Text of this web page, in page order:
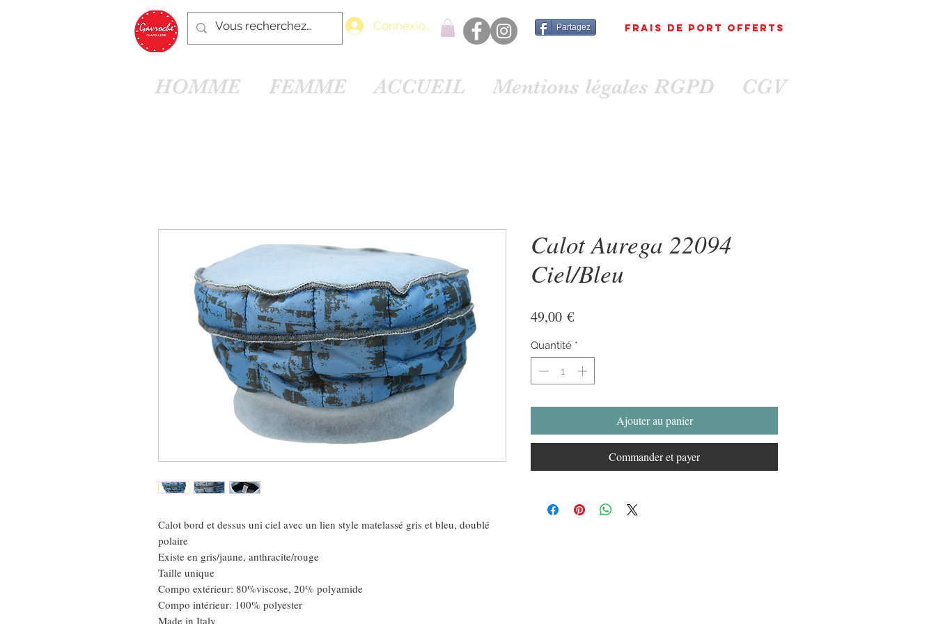
Connexion Partagez FRAIS DE PORT OFFErts
HOMME FEMME ACCUEIL Mentions légales RGPD CGV
Calot bord et dessus uni ciel avec un lien style matelassé gris et bleu, doublé
polaire
Existe en gris/jaune, anthracite/rouge
Taille unique
Compo extérieur: 80%viscose, 20% polyamide
Compo intérieur: 100% polyester
Made in Italy
Calot Aurega 22094
Ciel/Bleu
49,00 €Prix
Quantité *
Ajouter au panier
Commander et payer